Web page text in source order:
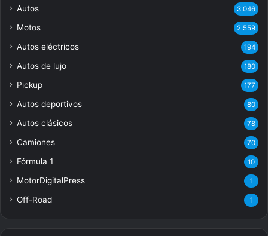
Autos 3.046
Motos 2.559
Autos eléctricos 194
Autos de lujo 180
Pickup 177
Autos deportivos 80
Autos clásicos 78
Camiones 70
Fórmula 1 10
MotorDigitalPress 1
Off-Road 1